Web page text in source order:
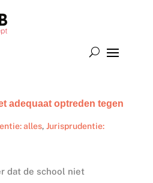
adequaat optreden tegen
alles, Jurisprudentie:
dat de school niet